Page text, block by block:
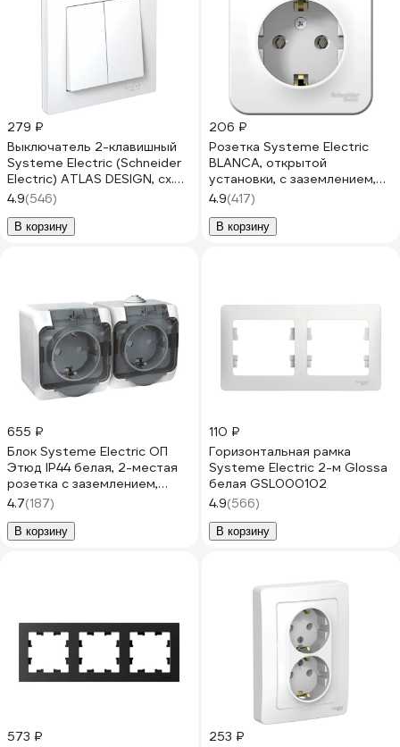
279 ₽
Выключатель 2-клавишный
Systeme Electric (Schneider
Electric) ATLAS DESIGN, сх.5,
10 АХ, в сборе, белый, арт.
ATN000152
4.9(546)
В корзину
206 ₽
Розетка Systeme Electric
BLANCA, открытой
установки, с заземлением,
без шторок, белый
BLNRA010111
4.9(417)
В корзину
655 ₽
Блок Systeme Electric ОП
Этюд IP44 белая, 2-местая
розетка с заземлением,
защитные шторки SchE
PA16-244B
4.7(187)
В корзину
110 ₽
Горизонтальная рамка
Systeme Electric 2-м Glossa
белая GSL000102
4.9(566)
В корзину
573 ₽
253 ₽